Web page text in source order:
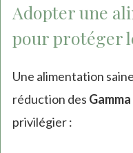
Adopter une
pour protéger
Une alimentation
réduction des
privilégier :